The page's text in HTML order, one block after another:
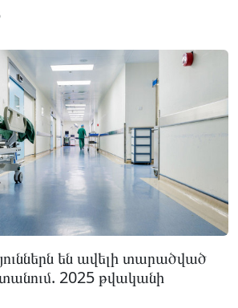
են ավելի տարածված
2025 թվականի